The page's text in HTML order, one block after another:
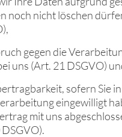
noch nicht löschen
gegen die
uns (Art. 21 DSGVO)
sofern Sie
eingewilligt
mit uns